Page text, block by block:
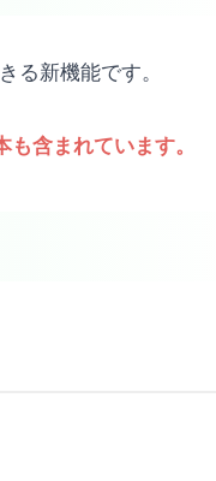
る新機能です。
も含まれています。